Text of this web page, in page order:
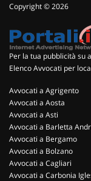
Copyright © 2026
Per la tua pubblicità su
Elenco Avvocati per
Avvocati a Agrigento
Avvocati a Aosta
Avvocati a Asti
Avvocati a Barletta
Avvocati a Bergamo
Avvocati a Bolzano
Avvocati a Cagliari
Avvocati a Carbonia